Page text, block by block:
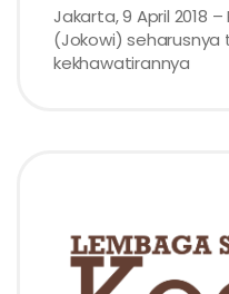
Jakarta, 9 April 2018
(Jokowi) seharusnya
kekhawatirannya